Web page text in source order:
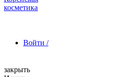
Войти /
закрыть